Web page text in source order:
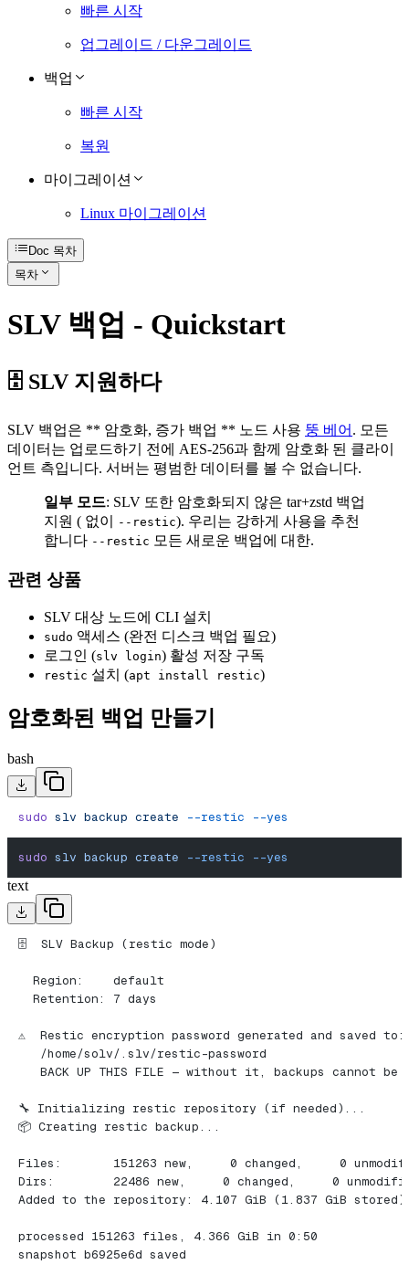
빠른 시작
업그레이드 / 다운그레이드
백업
빠른 시작
복원
마이그레이션
Linux 마이그레이션
Doc 목차
목차
SLV 백업 - Quickstart
🗄️ SLV 지원하다
SLV 백업은 ** 암호화, 증가 백업 ** 노드 사용 뚱 베어 . 모든
데이터는 업로드하기 전에 AES-256과 함께 암호화 된 클라이
언트 측입니다. 서버는 평범한 데이터를 볼 수 없습니다.
일부 모드: SLV 또한 암호화되지 않은 tar+zstd 백업
지원 ( 없이
--restic). 우리는 강하게 사용을 추천
합니다 --restic 모든 새로운 백업에 대한.
관련 상품
SLV 대상 노드에 CLI 설치
sudo 액세스 (완전 디스크 백업 필요)
로그인 (slv login) 활성 저장 구독
restic 설치 (apt install restic)
암호화된 백업 만들기
bash
sudo slv backup create --restic --yes
sudo slv backup create --restic --yes
text
🗄️  SLV Backup (restic mode)
  Region:    default
  Retention: 7 days
⚠️  Restic encryption password generated and saved to:
   /home/solv/.slv/restic-password
BACK UP THIS FILE — without it, backups cannot be
🔧 Initializing restic repository (if needed)...
📦 Creating restic backup...
Files:       151263 new,     0 changed,     0
Dirs:        22486 new,     0 changed,     0
Added to the repository: 4.107 GiB (1.837 GiB stored)
processed 151263 files, 4.366 GiB in 0:50
snapshot b6925e6d saved